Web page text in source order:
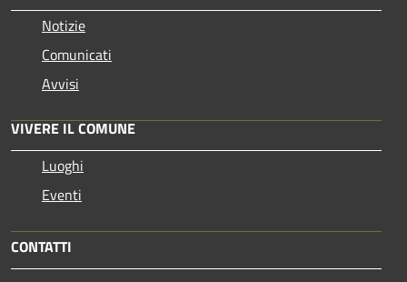
Notizie
Comunicati
Avvisi
VIVERE IL COMUNE
Luoghi
Eventi
CONTATTI